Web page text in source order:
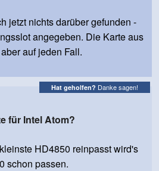
jetzt nichts darüber gefunden -
angegeben. Die Karte aus
auf jeden Fall.
Hat geholfen? Danke sagen!
für Intel Atom?
HD4850 reinpasst wird's
schon passen.